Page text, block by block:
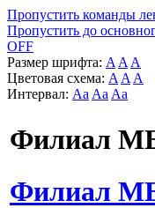
Пропустить команды
Пропустить до
OFF
Размер шрифта: A A A
Цветовая схема: A A A
Интервал: Aa Aa Aa
Филиал
Филиал